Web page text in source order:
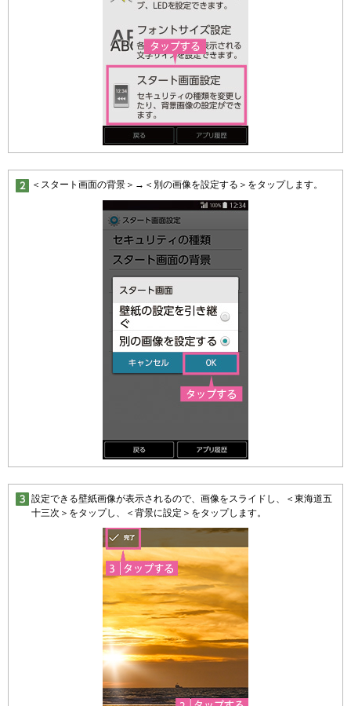
＜スタート画面の背景＞→＜別の画像を設定する＞をタップします。
設定できる壁紙画像が表示されるので、画像をスライドし、＜東海道五
十三次＞をタップし、＜背景に設定＞をタップします。